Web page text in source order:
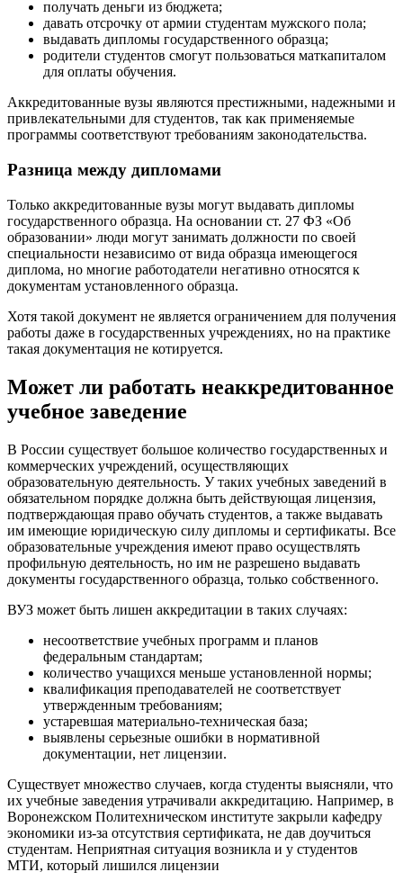
получать деньги из бюджета;
давать отсрочку от армии студентам мужского пола;
выдавать дипломы государственного образца;
родители студентов смогут пользоваться маткапиталом
для оплаты обучения.
Аккредитованные вузы являются престижными, надежными и
привлекательными для студентов, так как применяемые
программы соответствуют требованиям законодательства.
Разница между дипломами
Только аккредитованные вузы могут выдавать дипломы
государственного образца. На основании ст. 27 ФЗ «Об
образовании» люди могут занимать должности по своей
специальности независимо от вида образца имеющегося
диплома, но многие работодатели негативно относятся к
документам установленного образца.
Хотя такой документ не является ограничением для получения
работы даже в государственных учреждениях, но на практике
такая документация не котируется.
Может ли работать неаккредитованное
учебное заведение
В России существует большое количество государственных и
коммерческих учреждений, осуществляющих
образовательную деятельность. У таких учебных заведений в
обязательном порядке должна быть действующая лицензия,
подтверждающая право обучать студентов, а также выдавать
им имеющие юридическую силу дипломы и сертификаты. Все
образовательные учреждения имеют право осуществлять
профильную деятельность, но им не разрешено выдавать
документы государственного образца, только собственного.
ВУЗ может быть лишен аккредитации в таких случаях:
несоответствие учебных программ и планов
федеральным стандартам;
количество учащихся меньше установленной нормы;
квалификация преподавателей не соответствует
утвержденным требованиям;
устаревшая материально-техническая база;
выявлены серьезные ошибки в нормативной
документации, нет лицензии.
Существует множество случаев, когда студенты выясняли, что
их учебные заведения утрачивали аккредитацию. Например, в
Воронежском Политехническом институте закрыли кафедру
экономики из-за отсутствия сертификата, не дав доучиться
студентам. Неприятная ситуация возникла и у студентов
МТИ, который лишился лицензии